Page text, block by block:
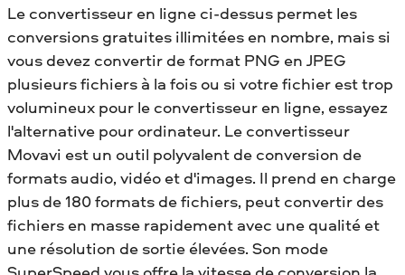
Le convertisseur en ligne ci-dessus permet les
conversions gratuites illimitées en nombre, mais si
vous devez convertir de format PNG en JPEG
plusieurs fichiers à la fois ou si votre fichier est trop
volumineux pour le convertisseur en ligne, essayez
l'alternative pour ordinateur. Le convertisseur
Movavi est un outil polyvalent de conversion de
formats audio, vidéo et d'images. Il prend en charge
plus de 180 formats de fichiers, peut convertir des
fichiers en masse rapidement avec une qualité et
une résolution de sortie élevées. Son mode